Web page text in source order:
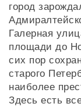
город
Галерная
площади до
сих пор
старого
наиболее
Здесь есть